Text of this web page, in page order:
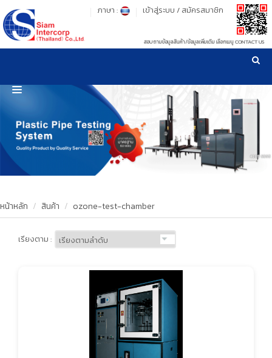
รู้ลึก รู้จริง เรื่องเครื่องมือทดสอบวัสดุ ! ยืน 1 เรื่องมาตรฐานการให้บริการ
เข้าสู่ระบบ / สมัครสมาชิก
ภาษา :
สอบถามข้อมูลสินค้า/ข้อมูลเพิ่มเติม เลือกเมนู CONTACT US
HOME
PRODUCT
OUR CLIENTS
OUR WORKS
CALIBRATION
หน้าหลัก สินค้า ozone-test-chamber
เรียงตาม :